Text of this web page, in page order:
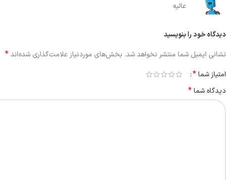
عالیه
دیدگاه خود را بنویسید
نشانی ایمیل شما منتشر نخواهد شد. بخش‌های موردنیاز علامت‌گذاری شده‌اند*
امتیاز شما*
دیدگاه شما*